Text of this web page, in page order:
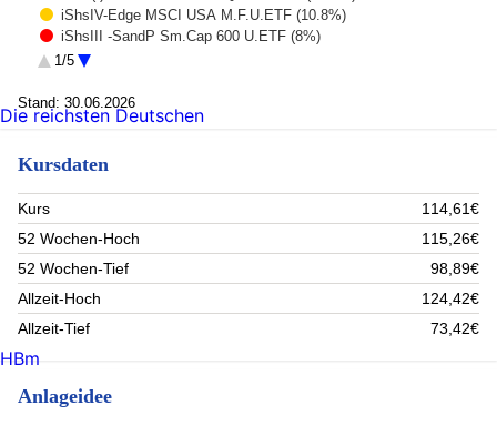
iShsIV-Edge MSCI USA M.F.U.ETF (10.8%)
iShsIII -SandP Sm.Cap 600 U.ETF (8%)
AIS-MSCI EMU SmallCap ESG BROA (7.8%)
SSSPDR SandP 500 Low Volat.UE (4.9%)
BlackRock SF-Emer.Mkts.Equ.St. (4.6%)
Dt. Börse Commodities GmbH Xetra-Gold IHS 07/Und. (3.9%)
1/5
Stand: 30.06.2026
Kursdaten
Kurs
114,61€
52 Wochen-Hoch
115,26€
52 Wochen-Tief
98,89€
Allzeit-Hoch
124,42€
Allzeit-Tief
73,42€
Anlageidee
Die reichsten Deutschen
HBm